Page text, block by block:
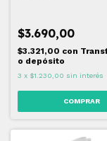
$3.690,00
$3.321,00 con
o depósito
3 x $1.230,00 sin interés